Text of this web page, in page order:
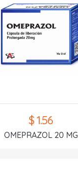
$ 1.56
OMEPRAZOL 20 MG